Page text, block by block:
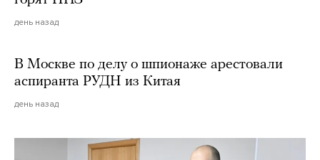
день назад
В Москве по делу о шпионаже арестовали
аспиранта РУДН из Китая
день назад